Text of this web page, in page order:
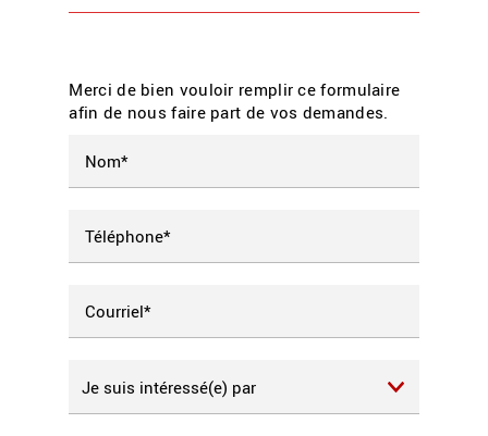
Merci de bien vouloir remplir ce formulaire
afin de nous faire part de vos demandes.